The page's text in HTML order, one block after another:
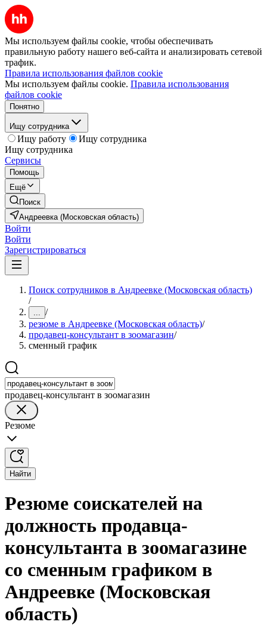
Мы используем файлы cookie, чтобы обеспечивать
правильную работу нашего веб-сайта и анализировать сетевой
трафик.
Правила использования файлов cookie
Мы используем файлы cookie. Правила использования
файлов cookie
Понятно
Ищу сотрудника
Ищу работу
Ищу сотрудника
Ищу сотрудника
Сервисы
Помощь
Ещё
Поиск
Андреевка (Московская область)
Войти
Войти
Зарегистрироваться
Поиск сотрудников в Андреевке (Московская область)
/
... /
резюме в Андреевке (Московская область)/
продавец-консультант в зоомагазин/
сменный график
продавец-консультант в зоомагазин
Резюме
Найти
Резюме соискателей на
должность продавца-
консультанта в зоомагазине
со сменным графиком в
Андреевке (Московская
область)